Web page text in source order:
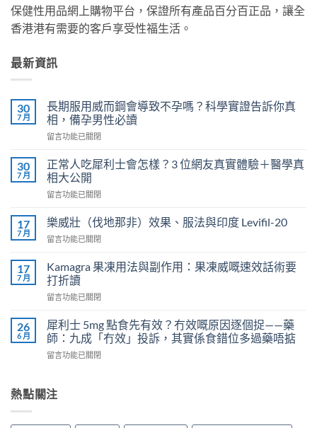
保健性用品網上購物平台，保證所有產品百分百正品，讓全
香港港有需要的客戶享受性福生活。
最新資訊
30
7 月
長期服用威而鋼會導致不孕嗎？科學實證告訴你真
相，備孕男性必讀
在
期
服
用
威
鋼
導
不
孕
嗎？
實
證
告
真
相，
孕
留言功能已關閉
30
7 月
正常人吃犀利士會怎樣？3 位網友真實體驗＋醫學真
相大公開
在
常
人
吃
利
士
怎
3
位
網
實
體
留言功能已關閉
17
7 月
樂威壯（伐地那非）效果、服法與印度 Levifil-20
在
威
壯
（伐
地
非）
效
果、
服
印
留言功能已關閉
17
7 月
Kamagra 果凍用法與副作用：果凍威嘅速效話術要
打折讀
在
果
凍
用
法
作
留言功能已關閉
26
6 月
犀利士 5mg 點食先有效？冇效嘅原因逐個捉——藥
師：九成「冇效」投訴，其實係食錯位多過藥唔掂
在
士
5mg
留言功能已關閉
熱點關注